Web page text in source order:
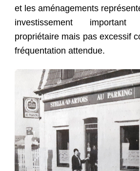
et les aménagements
investissement
propriétaire mais pas excessif
fréquentation attendue.